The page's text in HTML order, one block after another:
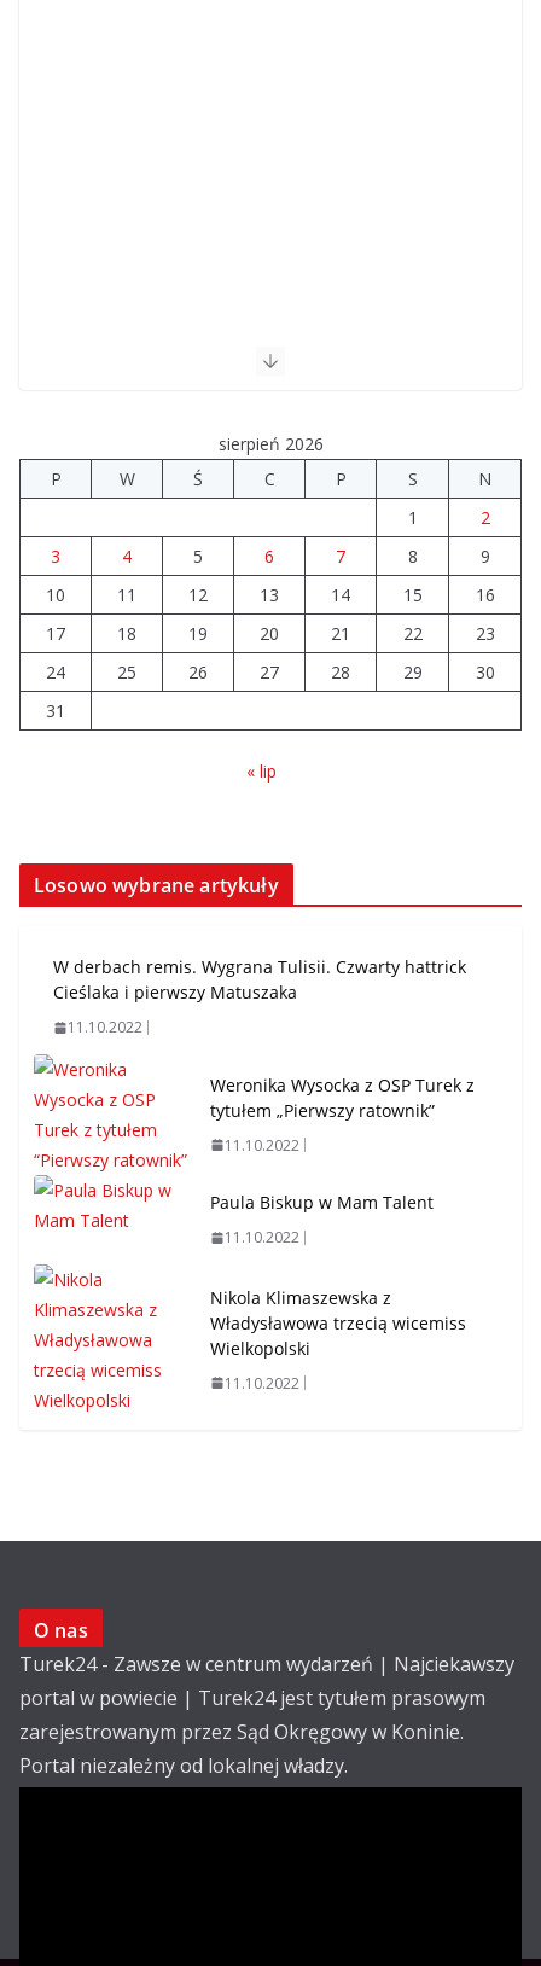
sierpień 2026
P
W Ś C P S
N
1
2
3
4 5 6 7 8
9
10
11 12 13 14 15
16
17
18 19 20 21 22
23
24
25 26 27 28 29
30
31
« lip
Losowo wybrane artykuły
W derbach remis. Wygrana Tulisii. Czwarty hattrick
Cieślaka i pierwszy Matuszaka
11.10.2022
Weronika Wysocka z OSP Turek z
tytułem „Pierwszy ratownik”
11.10.2022
Paula Biskup w Mam Talent
11.10.2022
Nikola Klimaszewska z
Władysławowa trzecią wicemiss
Wielkopolski
11.10.2022
O nas
Turek24 - Zawsze w centrum wydarzeń | Najciekawszy
portal w powiecie | Turek24 jest tytułem prasowym
zarejestrowanym przez Sąd Okręgowy w Koninie.
Portal niezależny od lokalnej władzy.